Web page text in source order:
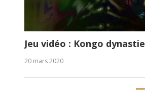
Jeu vidéo : Kongo dynastie
20 mars 2020